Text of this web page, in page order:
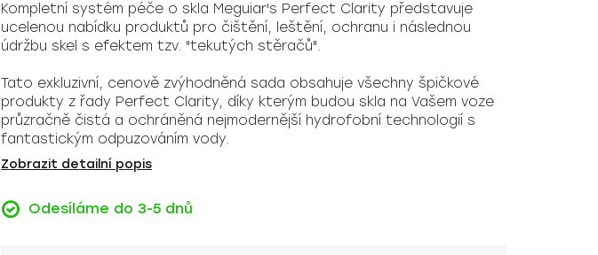
je
0,0
z
hvězdiček.
Kompletní systém péče o skla Meguiar's Perfect Clarity představuje
ucelenou nabídku produktů pro čištění, leštění, ochranu i následnou
údržbu skel s efektem tzv. "tekutých stěračů".
Tato exkluzivní, cenově zvýhodněná sada obsahuje všechny špičkové
produkty z řady Perfect Clarity, díky kterým budou skla na Vašem voze
průzračně čistá a ochráněná nejmodernější hydrofobní technologií s
fantastickým odpuzováním vody.
Zobrazit detailní popis
Odesíláme do 3-5 dnů